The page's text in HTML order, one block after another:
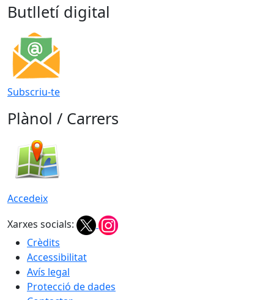
Butlletí digital
Subscriu-te
Plànol / Carrers
Accedeix
Xarxes socials:
Crèdits
Accessibilitat
Avís legal
Protecció de dades